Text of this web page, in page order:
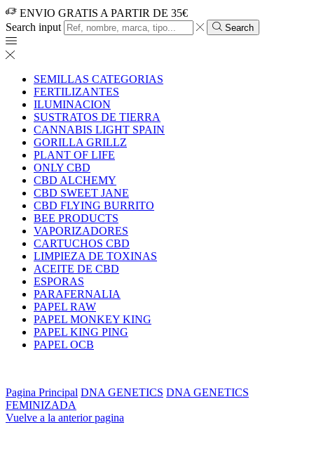
ENVIO GRATIS A PARTIR DE 35€
Search input
Search
SEMILLAS CATEGORIAS
FERTILIZANTES
ILUMINACION
SUSTRATOS DE TIERRA
CANNABIS LIGHT SPAIN
GORILLA GRILLZ
PLANT OF LIFE
ONLY CBD
CBD ALCHEMY
CBD SWEET JANE
CBD FLYING BURRITO
BEE PRODUCTS
VAPORIZADORES
CARTUCHOS CBD
LIMPIEZA DE TOXINAS
ACEITE DE CBD
ESPORAS
PARAFERNALIA
PAPEL RAW
PAPEL MONKEY KING
PAPEL KING PING
PAPEL OCB
Pagina Principal DNA GENETICS DNA GENETICS
FEMINIZADA
Vuelve a la anterior pagina